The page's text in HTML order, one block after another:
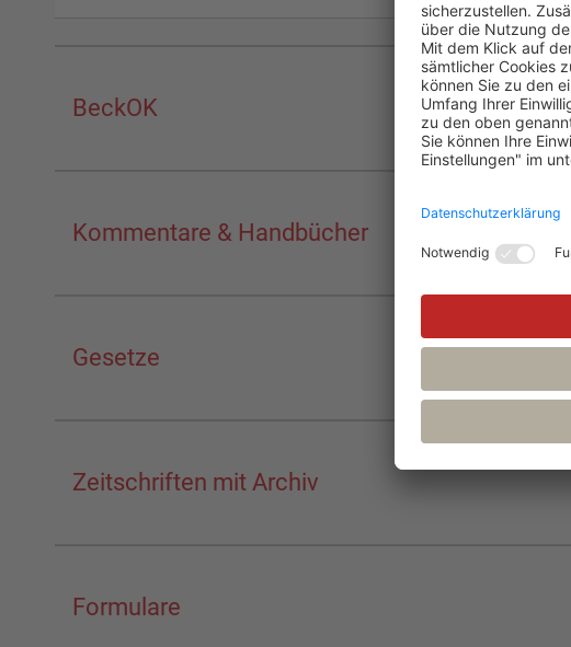
BeckOK
Kommentare & Handbücher
Gesetze
Zeitschriften mit Archiv
Formulare